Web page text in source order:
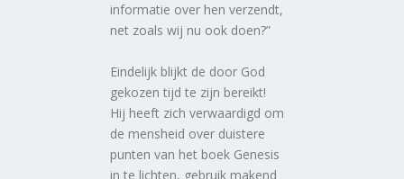
informatie over hen verzendt,
net zoals wij nu ook doen?”
Eindelijk blijkt de door God
gekozen tijd te zijn bereikt!
Hij heeft zich verwaardigd om
de mensheid over duistere
punten van het boek Genesis
in te lichten, gebruik makend